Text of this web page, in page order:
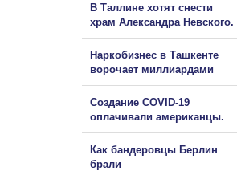
В Таллине хотят снести
храм Александра Невского.
Наркобизнес в Ташкенте
ворочает миллиардами
Создание COVID-19
оплачивали американцы.
Как бандеровцы Берлин
брали